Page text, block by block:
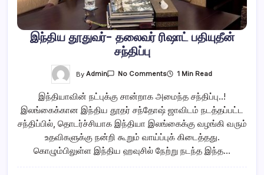
இந்திய தூதுவர்- தலைவர் ரிஷாட் பதியுதீன்
சந்திப்பு
ByAdmin No CommentsOn
தலைவர்
ரிஷாட்
பதியுதீன்
சந்திப்பு
1 Min Read
இந்தியாவின் நட்புக்கு சான்றாக அமைந்த சந்திப்பு..!
இலங்கைக்கான இந்திய தூதர் சந்தோஷ் ஜாவிடம் நடத்தப்பட்ட
சந்திப்பில், தொடர்ச்சியாக இந்தியா இலங்கைக்கு வழங்கி வரும்
உதவிகளுக்கு நன்றி கூறும் வாய்ப்புக் கிடைத்தது.
கொழும்பிலுள்ள இந்திய ஹவுசில் நேற்று நடந்த இந்த…